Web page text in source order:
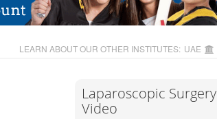
LEARN ABOUT OUR OTHER INSTITUTES: UAE
Laparoscopic Surgery
Video